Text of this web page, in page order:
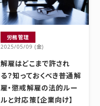
労務管理
2025/05/09 (金)
解雇はどこまで許され
る？知っておくべき普通解
雇・懲戒解雇の法的ルー
ルと対応策【企業向け】